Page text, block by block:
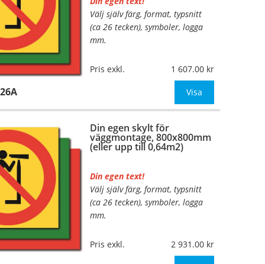
Välj själv färg, format, typsnitt
(ca 26 tecken), symboler, logga
mm.
Material:
Plan aluminium,
0,7mm (väggmontage)
500x500mm (eller annat
Be om offert vid antal
Pris exkl. 1 607.00
Visa
Din egen skylt för
väggmontage, 800x800mm
(eller upp till 0,64m2)
Din egen text!
Välj själv färg, format, typsnitt
(ca 26 tecken), symboler, logga
mm.
Material:
Plan aluminium,
0,7mm (väggmontage)
Pris exkl. 2 931.00